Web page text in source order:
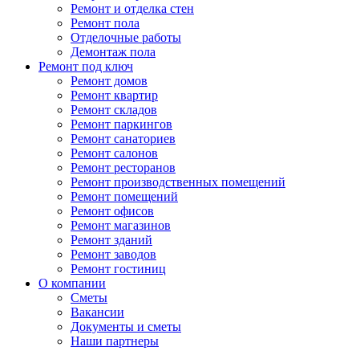
Ремонт и отделка стен
Ремонт пола
Отделочные работы
Демонтаж пола
Ремонт под ключ
Ремонт домов
Ремонт квартир
Ремонт складов
Ремонт паркингов
Ремонт санаториев
Ремонт салонов
Ремонт ресторанов
Ремонт производственных помещений
Ремонт помещений
Ремонт офисов
Ремонт магазинов
Ремонт зданий
Ремонт заводов
Ремонт гостиниц
О компании
Сметы
Вакансии
Документы и сметы
Наши партнеры